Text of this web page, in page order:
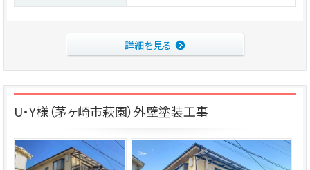
詳細を見る
U・Y様（茅ヶ崎市萩園）外壁塗装工事